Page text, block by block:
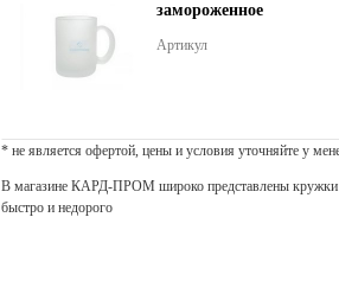
замороженное
Артикул
* не является офертой, цены и условия уточняйте у
В магазине КАРД-ПРОМ широко представлены кружки
быстро и недорого